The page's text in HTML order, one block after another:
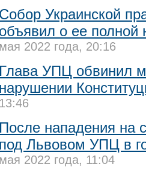
Собор Украинской
объявил о ее полной
мая 2022 года, 20:16
Глава УПЦ обвинил
нарушении
13:46
После нападения на
под Львовом УПЦ в
мая 2022 года, 11:04